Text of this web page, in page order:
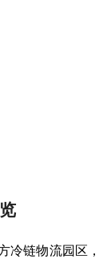
链物流园区，